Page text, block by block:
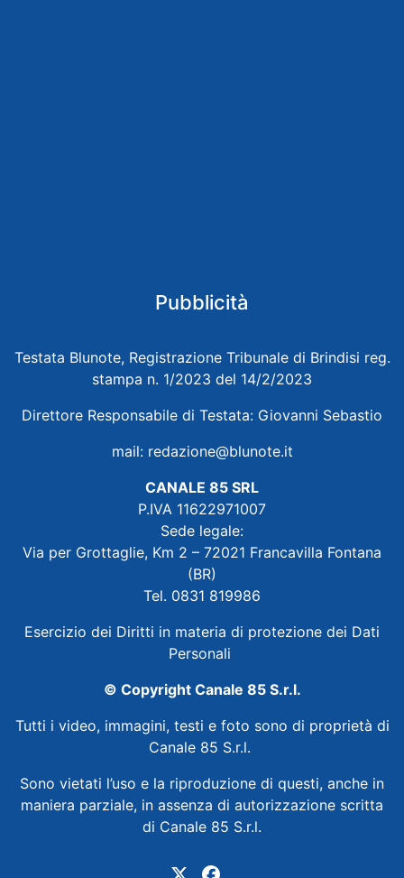
Pubblicità
Testata Blunote, Registrazione Tribunale di Brindisi reg.
stampa n. 1/2023 del 14/2/2023
Direttore Responsabile di Testata: Giovanni Sebastio
mail: redazione@blunote.it
CANALE 85 SRL
P.IVA 11622971007
Sede legale:
Via per Grottaglie, Km 2 – 72021 Francavilla Fontana
(BR)
Tel. 0831 819986
Esercizio dei Diritti in materia di protezione dei Dati
Personali
© Copyright Canale 85 S.r.l.
Tutti i video, immagini, testi e foto sono di proprietà di
Canale 85 S.r.l.
Sono vietati l’uso e la riproduzione di questi, anche in
maniera parziale, in assenza di autorizzazione scritta
di Canale 85 S.r.l.